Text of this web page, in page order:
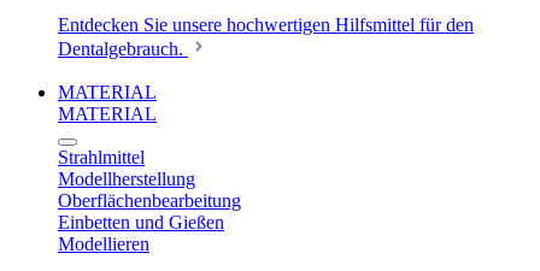
Entdecken Sie unsere hochwertigen Hilfsmittel für den
Dentalgebrauch.
MATERIAL
MATERIAL
Strahlmittel
Modellherstellung
Oberflächenbearbeitung
Einbetten und Gießen
Modellieren